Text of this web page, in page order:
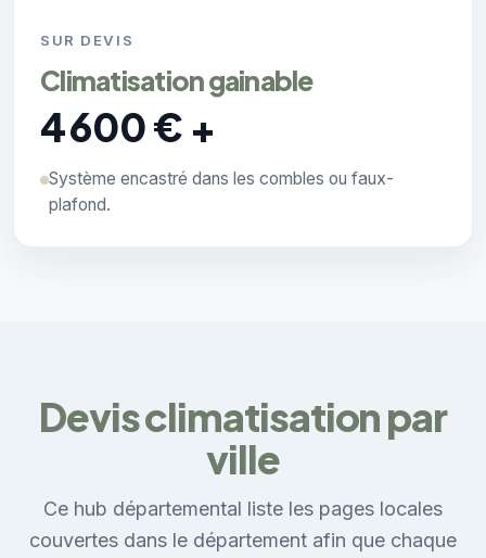
SUR DEVIS
Climatisation gainable
4 600 € +
Système encastré dans les combles ou faux-
plafond.
Devis climatisation par
ville
Ce hub départemental liste les pages locales
couvertes dans le département afin que chaque